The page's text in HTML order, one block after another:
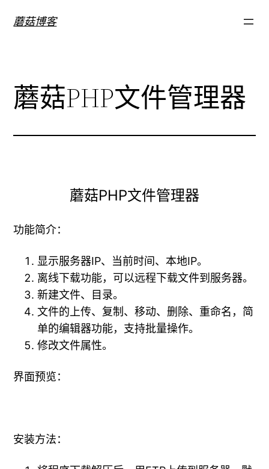
蘑菇博客
蘑菇PHP文件管理器
蘑菇PHP文件管理器
功能简介：
显示服务器IP、当前时间、本地IP。
离线下载功能，可以远程下载文件到服务器。
新建文件、目录。
文件的上传、复制、移动、删除、重命名，简
单的编辑器功能，支持批量操作。
修改文件属性。
界面预览：
安装方法：